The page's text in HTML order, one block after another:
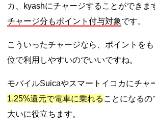
カ、kyashにチャージすることができま
チャージ分もポイント付与対象です。
こういったチャージなら、ポイントを
位で利用しやすいのでいいですね。
モバイルSuicaやスマートイコカにチャ
1.25%還元で電車に乗れる ことになる
大いに役立ちます。